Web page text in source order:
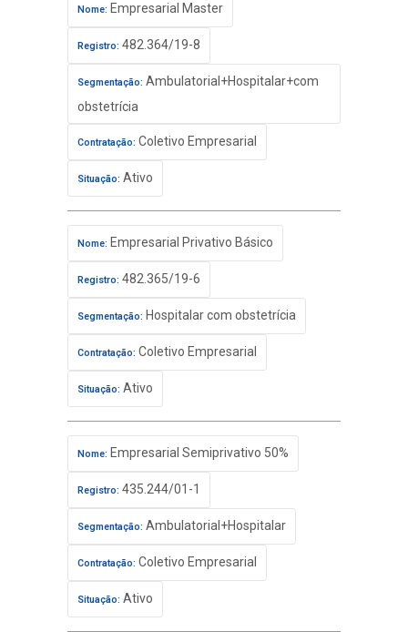
Nome: Empresarial Master
Registro: 482.364/19-8
Segmentação: Ambulatorial+Hospitalar+com
obstetrícia
Contratação: Coletivo Empresarial
Situação: Ativo
Nome: Empresarial Privativo Básico
Registro: 482.365/19-6
Segmentação: Hospitalar com obstetrícia
Contratação: Coletivo Empresarial
Situação: Ativo
Nome: Empresarial Semiprivativo 50%
Registro: 435.244/01-1
Segmentação: Ambulatorial+Hospitalar
Contratação: Coletivo Empresarial
Situação: Ativo